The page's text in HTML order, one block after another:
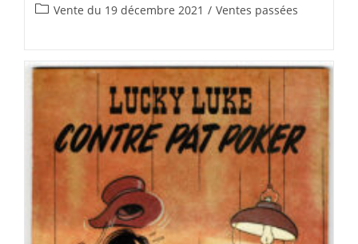
Vente du 19 décembre 2021 / Ventes passées